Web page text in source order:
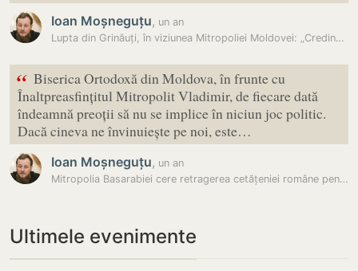
Ioan Moșneguțu, un an
Lupta din Grinăuți, în viziunea Mitropoliei Moldovei: „Credincioșii…
“ Biserica Ortodoxă din Moldova, în frunte cu
Înaltpreasfințitul Mitropolit Vladimir, de fiecare dată
îndeamnă preoții să nu se implice în niciun joc politic.
Dacă cineva ne învinuiește pe noi, este…
Ioan Moșneguțu, un an
Mitropolia Basarabiei cere retragerea cetățeniei române pentru mai…
Ultimele evenimente